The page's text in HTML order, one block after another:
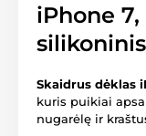
iPhone
Skaidrus dėklas
kuris puikiai
nugarėlę ir